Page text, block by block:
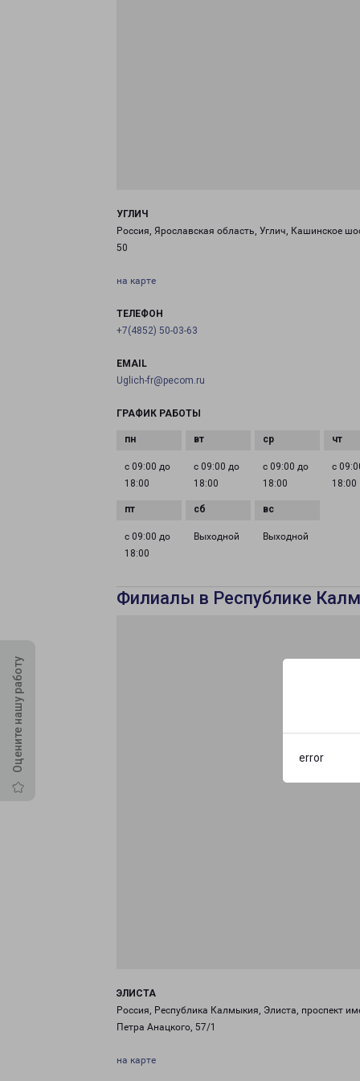
error
Оцените нашу работу
УГЛИЧ
Россия, Ярославская область, Углич, Кашинское
50
на карте
ТЕЛЕФОН
+7(4852) 50-03-63
EMAIL
Uglich-fr@pecom.ru
ГРАФИК РАБОТЫ
с 09:00 до
18:00
с 09:00 до
18:00
с 09:00 до
18:00
с
18:00
с 09:00 до
18:00
Выходной Выходной
Филиалы в Республике
ЭЛИСТА
Россия, Республика Калмыкия, Элиста, проспект
Петра Анацкого, 57/1
на карте